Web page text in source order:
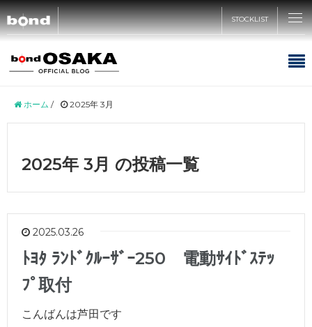
STOCKLIST
CARS
CUSTOMIZE
SHOP
ホーム / 2025年 3月
2025年 3月 の投稿一覧
2025.03.26
ﾄﾖﾀ ﾗﾝﾄﾞｸﾙｰｻﾞｰ250 電動ｻｲﾄﾞｽﾃｯ
ﾌﾟ取付
こんばんは芦田です